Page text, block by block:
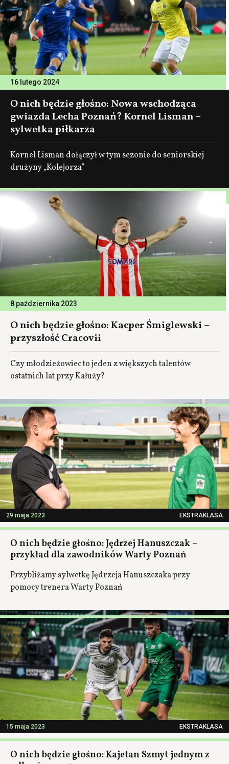
16 lutego 2024
O nich będzie głośno: Nowa wschodząca
gwiazda Lecha Poznań? Kornel Lisman –
sylwetka piłkarza
Kornel Lisman dołączył w tym sezonie do seniorskiej
drużyny „Kolejorza”
8 października 2023
O nich będzie głośno: Kacper Śmiglewski –
przyszłość Cracovii
Czy młodzieżowiec to jeden z większych talentów
ostatnich lat przy Kałuży?
29 maja 2023 EKSTRAKLASA
O nich będzie głośno: Jędrzej Hanuszczak –
przykład dla zawodników Warty Poznań
Przybliżamy sylwetkę Jędrzeja Hanuszczaka przy
pomocy trenera Warty Poznań
15 maja 2023 EKSTRAKLASA
O nich będzie głośno: Kajetan Szmyt jednym z